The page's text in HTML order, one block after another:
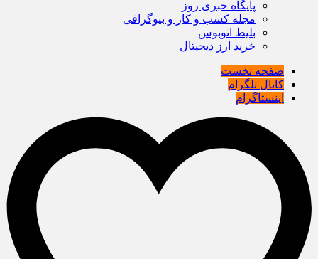
پایگاه خبری روز
مجله کسب و کار و بیوگرافی
بلیط اتوبوس
خرید ارز دیجیتال
صفحه نخست
کانال تلگرام
اینستاگرام